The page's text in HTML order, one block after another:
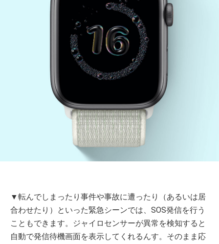
▼転んでしまったり事件や事故に遭ったり（あるいは居
合わせたり）といった緊急シーンでは、SOS発信を行う
こともできます。ジャイロセンサーが異常を検知すると
自動で発信待機画面を表示してくれるんす。そのまま応